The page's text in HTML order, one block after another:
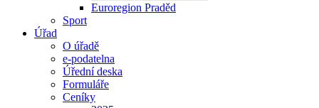
Euroregion Praděd
Sport
Úřad
O úřadě
e-podatelna
Úřední deska
Formuláře
Ceníky